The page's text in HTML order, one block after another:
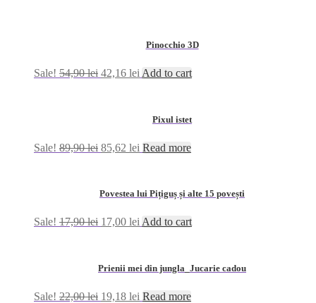
Pinocchio 3D
Sale! 54,90lei 42,16 lei Add to cart
Pixul istet
Sale! 89,90lei 85,62 lei Read more
Povestea lui Pițiguș și alte 15 povești
Sale! 17,90lei 17,00 lei Add to cart
Prienii mei din jungla_Jucarie cadou
Sale! 22,00lei 19,18 lei Read more